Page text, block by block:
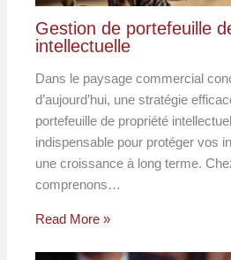
Gestion de portefeuille
intellectuelle
Dans le paysage commercial
d’aujourd’hui, une stratégie
portefeuille de propriété
indispensable pour protéger vos
une croissance à long terme.
comprenons…
Read More »